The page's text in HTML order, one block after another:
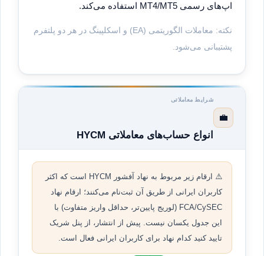
اپ‌های رسمی MT4/MT5 استفاده می‌کند.
نکته: معاملات الگوریتمی (EA) و اسکلپینگ در هر دو پلتفرم
پشتیبانی می‌شود.
💼
شرایط معاملاتی
انواع حساب‌های معاملاتی HYCM
⚠️ ارقام زیر مربوط به نهاد آفشور HYCM است که اکثر
کاربران ایرانی از طریق آن ثبت‌نام می‌کنند؛ ارقام نهاد
FCA/CySEC (لوریج پایین‌تر، حداقل واریز متفاوت) با
این جدول یکسان نیست. پیش از انتشار، از پنل شریک
تایید کنید کدام نهاد برای کاربران ایرانی فعال است.